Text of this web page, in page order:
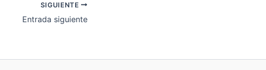
SIGUIENTE
Entrada siguiente